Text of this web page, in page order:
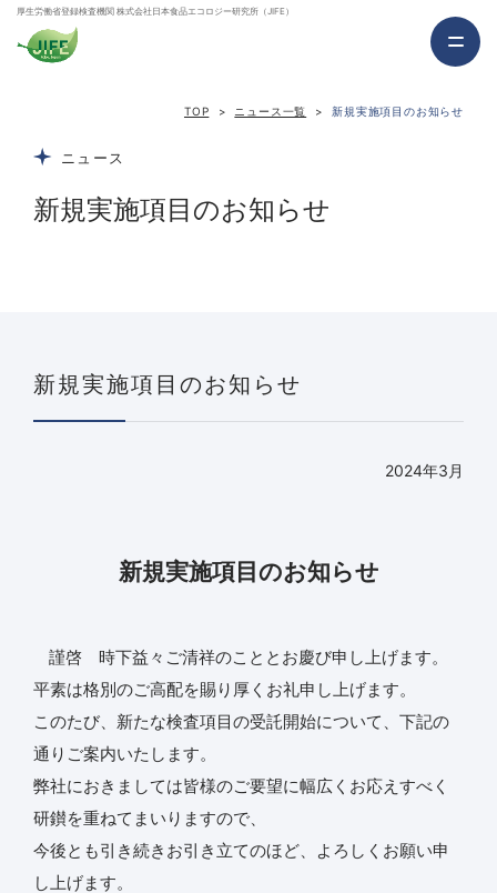
厚生労働省登録検査機関 株式会社日本食品エコロジー研究所（JIFE）
TOP ニュース一覧 新規実施項目のお知らせ
ニュース
新規実施項目のお知らせ
新規実施項目のお知らせ
2024年3月
新規実施項目のお知らせ
謹啓 時下益々ご清祥のこととお慶び申し上げます。
平素は格別のご高配を賜り厚くお礼申し上げます。
このたび、新たな検査項目の受託開始について、下記の
通りご案内いたします。
弊社におきましては皆様のご要望に幅広くお応えすべく
研鑚を重ねてまいりますので、
今後とも引き続きお引き立てのほど、よろしくお願い申
し上げます。